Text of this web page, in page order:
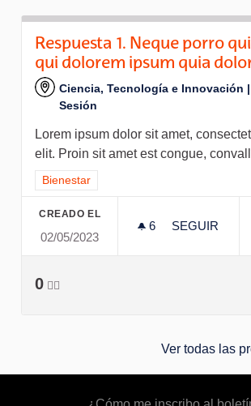
Respuesta 1. Neque porro
qui dolorem ipsum quia
Ciencia, Tecnología e Innovación |
Sesión
Lorem ipsum dolor sit amet,
elit. Proin sit amet est congue,
Resultados al filtrar por el tema: Bienestar
Bienestar
CREADO EL
02/05/2023
6 6
SEGUIR
0 👍🏽
Ver todas las